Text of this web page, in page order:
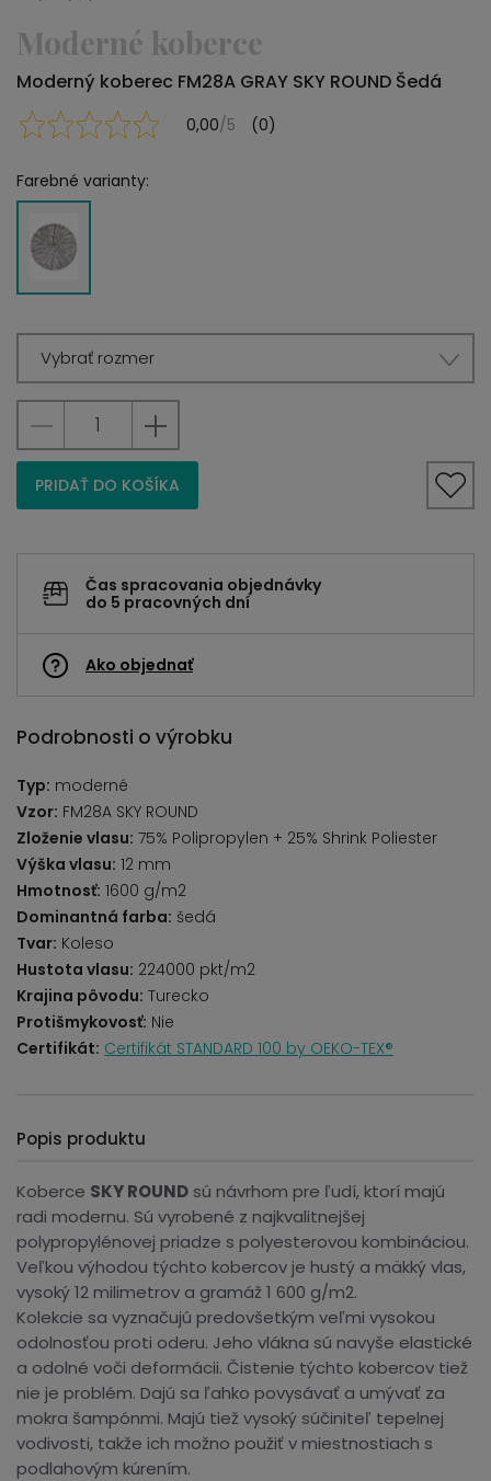
Moderné koberce
Moderný koberec FM28A GRAY SKY ROUND Šedá
0,00/5 (0)
Farebné varianty:
Vybrať rozmer
PRIDAŤ DO KOŠÍKA
Čas spracovania objednávky
do 5 pracovných dní
Ako objednať
Podrobnosti o výrobku
Typ: moderné
Vzor: FM28A SKY ROUND
Zloženie vlasu: 75% Polipropylen + 25% Shrink Poliester
Výška vlasu: 12 mm
Hmotnosť: 1600 g/m2
Dominantná farba: šedá
Tvar: Koleso
Hustota vlasu: 224000 pkt/m2
Krajina pôvodu: Turecko
Protišmykovosť: Nie
Certifikát: Certifikát STANDARD 100 by OEKO-TEX®
Popis produktu
Koberce SKY ROUND sú návrhom pre ľudí, ktorí majú
radi modernu. Sú vyrobené z najkvalitnejšej
polypropylénovej priadze s polyesterovou kombináciou.
Veľkou výhodou týchto kobercov je hustý a mäkký vlas,
vysoký 12 milimetrov a gramáž 1 600 g/m2.
Kolekcie sa vyznačujú predovšetkým veľmi vysokou
odolnosťou proti oderu. Jeho vlákna sú navyše elastické
a odolné voči deformácii. Čistenie týchto kobercov tiež
nie je problém. Dajú sa ľahko povysávať a umývať za
mokra šampónmi. Majú tiež vysoký súčiniteľ tepelnej
vodivosti, takže ich možno použiť v miestnostiach s
podlahovým kúrením.